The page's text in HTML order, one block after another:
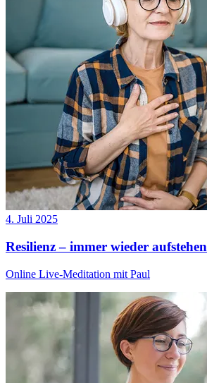
4. Juli 2025
Resilienz – immer wieder aufstehen
Online Live-Meditation mit Paul